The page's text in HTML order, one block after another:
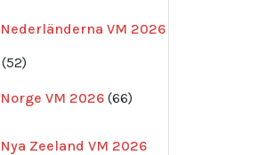
Nederländerna VM 2026
5252
Norge VM 2026 66
produkter
Nya Zeeland VM 2026